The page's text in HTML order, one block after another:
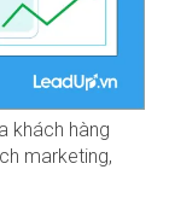
khách hàng
marketing,